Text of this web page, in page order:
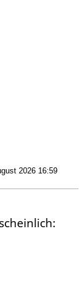
2026 16:59